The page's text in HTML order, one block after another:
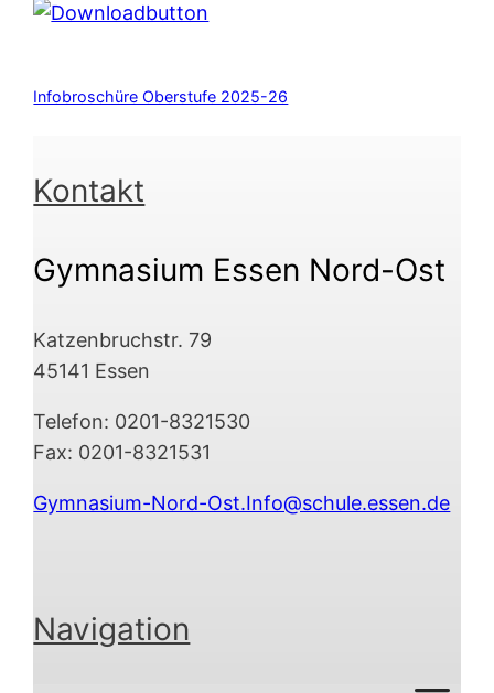
Infobroschüre Oberstufe 2025-26
Kontakt
Gymnasium Essen Nord-Ost
Katzenbruchstr. 79
45141 Essen
Telefon: 0201-8321530
Fax: 0201-8321531
Gymnasium-Nord-Ost.Info@schule.essen.de
Navigation